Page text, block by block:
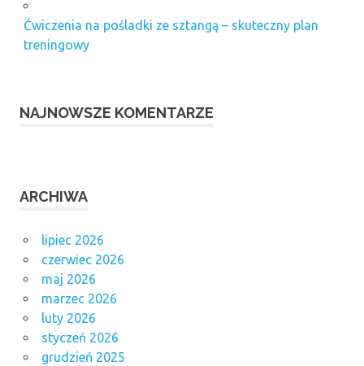
Ćwiczenia na pośladki ze sztangą – skuteczny plan
treningowy
NAJNOWSZE KOMENTARZE
ARCHIWA
lipiec 2026
czerwiec 2026
maj 2026
marzec 2026
luty 2026
styczeń 2026
grudzień 2025